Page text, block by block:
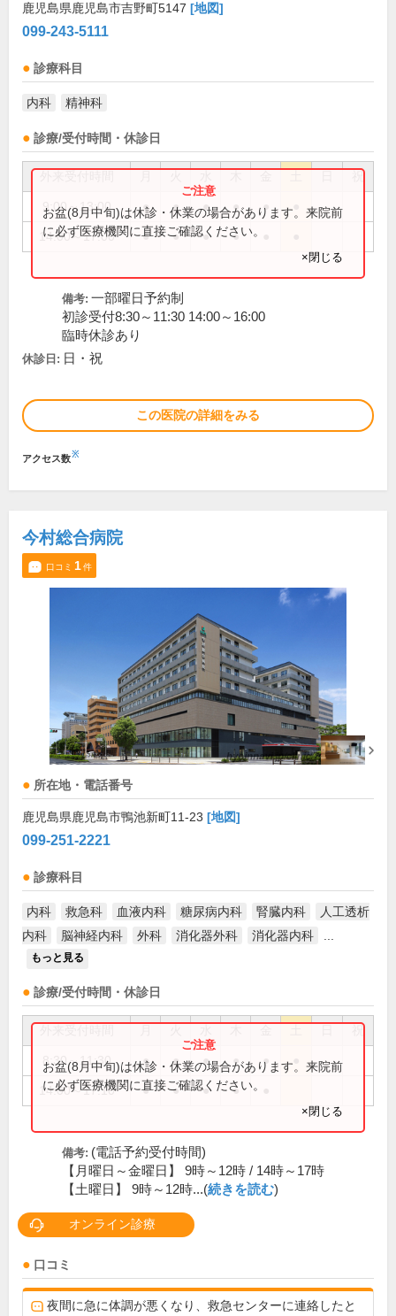
鹿児島県鹿児島市吉野町5147 [地図]
099-243-5111
診療科目
内科 精神科
診療/受付時間・休診日
祝
9:00～13:00 ● ● ● ● ●
14:00～17:00 ● ● ● ●
お盆(8月中旬)は休診・休業の場合があります。来院前
に必ず医療機関に直接ご確認ください。
×閉じる
備考: 一部曜日予約制
初診受付8:30～11:30 14:00～16:00
臨時休診あり
休診日: 日・祝
この医院の詳細をみる
アクセス数※
今村総合病院
口コミ 1件
所在地・電話番号
鹿児島県鹿児島市鴨池新町11-23 [地図]
099-251-2221
診療科目
内科 救急科 血液内科 糖尿病内科 腎臓内科
人工透析
内科
脳神経内科 外科 消化器外科 消化器内科
もっと見る
診療/受付時間・休診日
祝
8:30～11:30 ● ● ● ● ●
14:00～17:10 ● ● ● ●
お盆(8月中旬)は休診・休業の場合があります。来院前
に必ず医療機関に直接ご確認ください。
×閉じる
備考: (電話予約受付時間)
【月曜日～金曜日】 9時～12時 / 14時～17時
【土曜日】 9時～12時...(続きを読む)
オンライン診療
口コミ
夜間に急に体調が悪くなり、救急センターに連絡したと